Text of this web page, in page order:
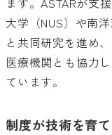
大学（NUS）や南
と共同研究を進め
医療機関とも協力
ています。
制度が技術を育